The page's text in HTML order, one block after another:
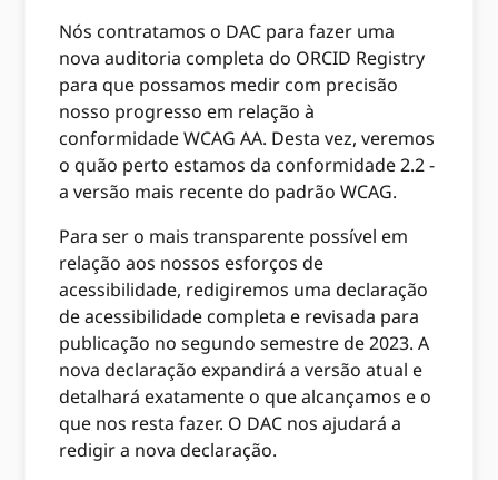
Nós contratamos o DAC para fazer uma
nova auditoria completa do ORCID Registry
para que possamos medir com precisão
nosso progresso em relação à
conformidade WCAG AA. Desta vez, veremos
o quão perto estamos da conformidade 2.2 -
a versão mais recente do padrão WCAG.
Para ser o mais transparente possível em
relação aos nossos esforços de
acessibilidade, redigiremos uma declaração
de acessibilidade completa e revisada para
publicação no segundo semestre de 2023. A
nova declaração expandirá a versão atual e
detalhará exatamente o que alcançamos e o
que nos resta fazer. O DAC nos ajudará a
redigir a nova declaração.